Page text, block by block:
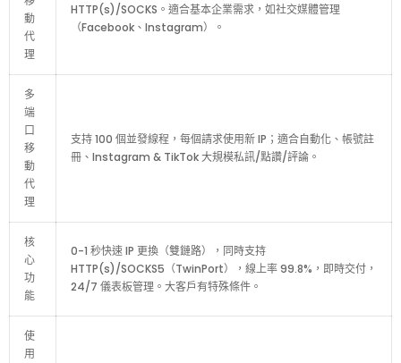
動
代
理
HTTP(s)/SOCKS。適合基本企業需求，如社交媒體管理
（Facebook、Instagram）。
多
端
口
移
動
代
理
支持 100 個並發線程，每個請求使用新 IP；適合自動化、帳號註
冊、Instagram & TikTok 大規模私訊/點讚/評論。
核
心
功
能
0-1 秒快速 IP 更換（雙鏈路），同時支持
HTTP(s)/SOCKS5（TwinPort），線上率 99.8%，即時交付，
24/7 儀表板管理。大客戶有特殊條件。
使
用